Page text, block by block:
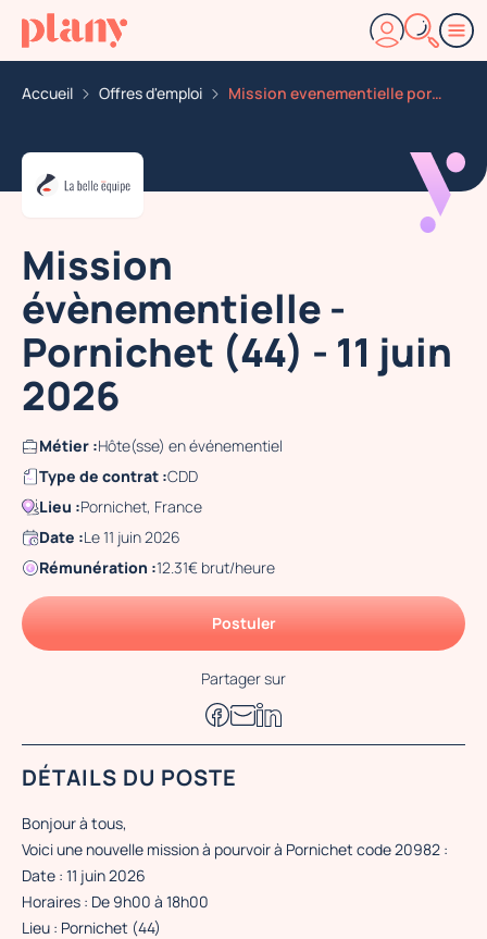
Accueil Offres d'emploi Mission evenementielle pornichet 44 11 juin 2026
Mission
évènementielle -
Pornichet (44) - 11 juin
2026
Métier :Hôte(sse) en événementiel
Type de contrat :CDD
Lieu :Pornichet, France
Date :Le 11 juin 2026
Rémunération :12.31€ brut/heure
Postuler
Partager sur
DÉTAILS DU POSTE
Bonjour à tous,
Voici une nouvelle mission à pourvoir à Pornichet code 20982 :
Date : 11 juin 2026
Horaires : De 9h00 à 18h00
Lieu : Pornichet (44)